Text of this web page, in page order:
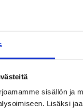
sisällön ja
Lisäksi
Nikkanen U16-
pelaavat